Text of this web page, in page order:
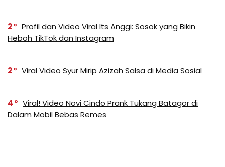
2
Profil dan Video Viral Its Anggi: Sosok yang Bikin
Heboh TikTok dan Instagram
2 Viral Video Syur Mirip Azizah Salsa di Media Sosial
4
Viral! Video Novi Cindo Prank Tukang Batagor di
Dalam Mobil Bebas Remes